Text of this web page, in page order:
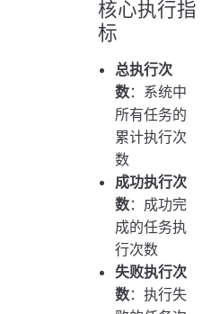
核心执行指
标
总执行次
数：系统中
所有任务的
累计执行次
数
成功执行次
数：成功完
成的任务执
行次数
失败执行次
数：执行失